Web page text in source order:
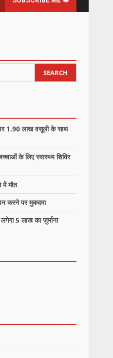
SEARCH
पर 1.90 लाख वसूली के साथ
के लिए स्वास्थ्य शिविर
में मौत
करने पर मुकदमा
5 लाख का जुर्माना